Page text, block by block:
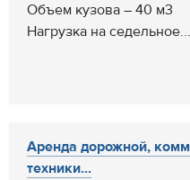
Объем кузова – 40 м3
Нагрузка на седельное...
Аренда дорожной,
техники...